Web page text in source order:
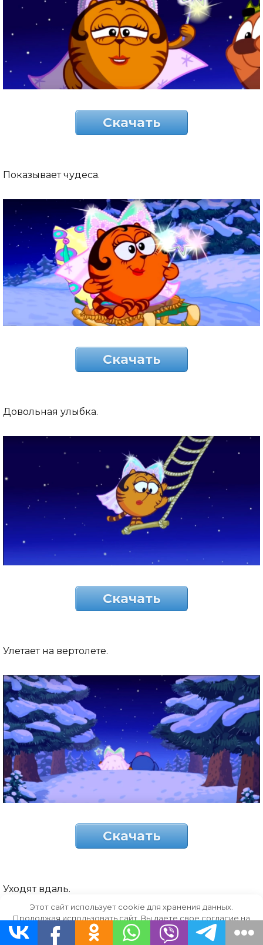
Скачать
Показывает чудеса.
Скачать
Довольная улыбка.
Скачать
Улетает на вертолете.
Скачать
Уходят вдаль.
Этот сайт использует cookie для хранения данных.
Продолжая использовать сайт, Вы даете свое согласие на
работу с этими файлами.
OK